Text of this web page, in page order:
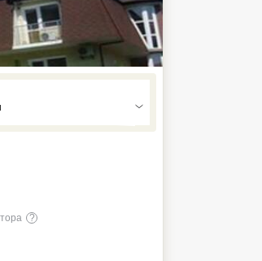
menu,
?